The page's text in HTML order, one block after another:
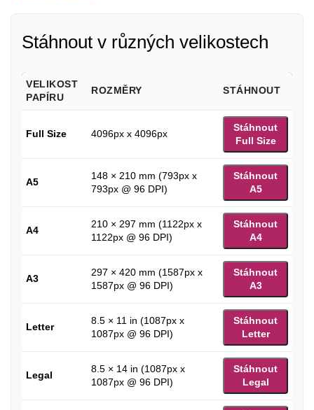
Stáhnout v různých velikostech
VELIKOST
PAPÍRU
ROZMĚRY STÁHNOUT
Full Size 4096px x 4096px
Stáhnout
Full Size
A5
148 × 210 mm (793px x
793px @ 96 DPI)
Stáhnout
A5
A4
210 × 297 mm (1122px x
1122px @ 96 DPI)
Stáhnout
A4
A3
297 × 420 mm (1587px x
1587px @ 96 DPI)
Stáhnout
A3
Letter
8.5 × 11 in (1087px x
1087px @ 96 DPI)
Stáhnout
Letter
Legal
8.5 × 14 in (1087px x
1087px @ 96 DPI)
Stáhnout
Legal